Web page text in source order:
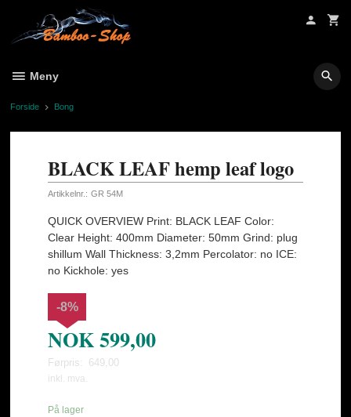
innholdet
Meny
Forside Bong
BLACK LEAF hemp leaf logo
Artikkelnr.: GR 54M
QUICK OVERVIEW Print: BLACK LEAF Color:
Clear Height: 400mm Diameter: 50mm Grind: plug
shillum Wall Thickness: 3,2mm Percolator: no ICE:
no Kickhole: yes
NOK599,00
Førpris: 649,00
Rabatt
-8%
inkl. mva.
På lager